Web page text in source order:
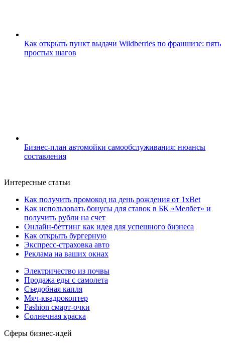
Как открыть пункт выдачи Wildberries по франшизе: пять
простых шагов
Бизнес-план автомойки самообслуживания: нюансы
составления
Интересные статьи
Как получить промокод на день рождения от 1xBet
Как использовать бонусы для ставок в БК «Мелбет» и
получить рубли на счет
Онлайн-беттинг как идея для успешного бизнеса
Как открыть бургерную
Экспресс-страховка авто
Реклама на ваших окнах
Электричество из почвы
Продажа еды с самолета
Съедобная капля
Мяч-квадрокоптер
Fashion смарт-очки
Солнечная краска
Сферы бизнес-идей